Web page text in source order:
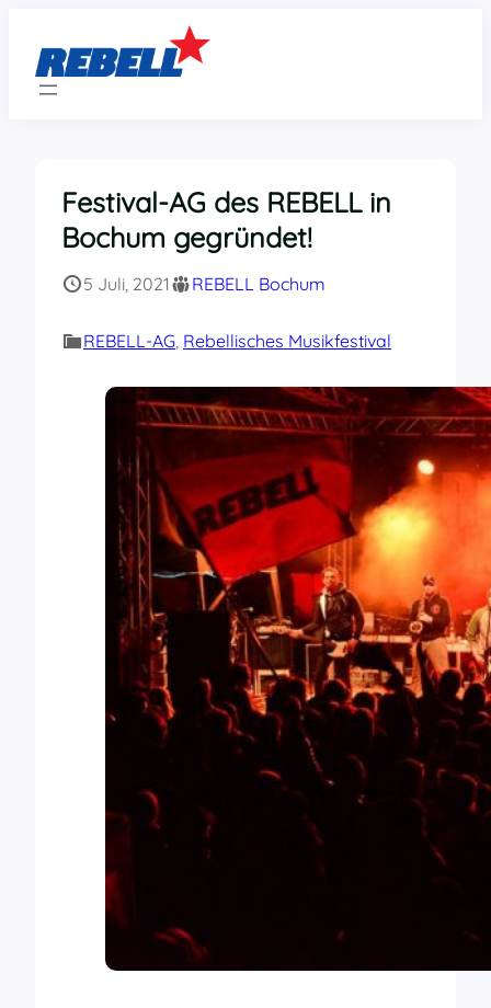
springen
Festival-AG des REBELL in
Bochum gegründet!
5 Juli, 2021 REBELL Bochum
REBELL-AG Rebellisches Musikfestival